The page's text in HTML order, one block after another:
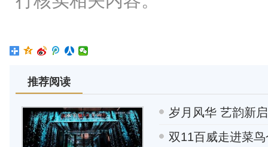
推荐阅读
岁月风华 艺韵新
双11百威走进菜